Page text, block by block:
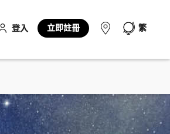
登入 立即註冊 繁